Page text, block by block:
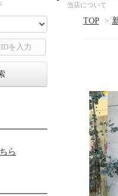
当店について
TOP >
ら